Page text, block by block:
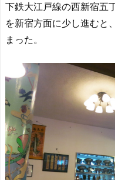
下鉄大江戸線の西新宿五
を新宿方面に少し進むと
まった。